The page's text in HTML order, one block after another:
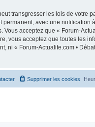
transgresser les lois de votre
avec une notification
acceptez que « Forum-
vous acceptez que toutes les
ni « Forum-Actualite.com •
Supprimer les cookies